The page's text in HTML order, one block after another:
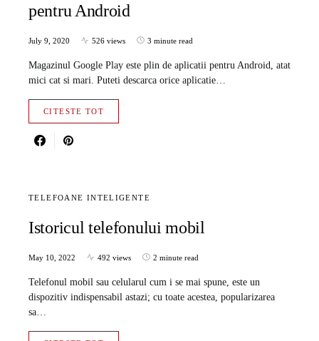
pentru Android
July 9, 2020 526 views 3 minute read
Magazinul Google Play este plin de aplicatii pentru Android, atat
mici cat si mari. Puteti descarca orice aplicatie…
CITESTE TOT
TELEFOANE INTELIGENTE
Istoricul telefonului mobil
May 10, 2022 492 views 2 minute read
Telefonul mobil sau celularul cum i se mai spune, este un
dispozitiv indispensabil astazi; cu toate acestea, popularizarea
sa…